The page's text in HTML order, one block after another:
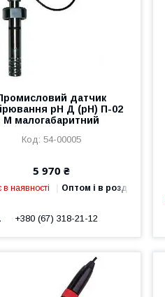
датчик
рН Д (рН) П-02
М малогабаритний
54-00005
5 970 ₴
наявності Оптом і в роздріб
+380 (67) 318-21-12